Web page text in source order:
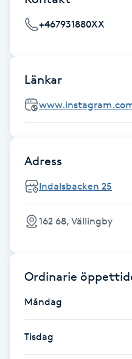
Nagelförlängning gelé
Nagelförlängning glasfiber
Nagelklippning
Nageltrång
Naglar borttagning
Naglar reparation
+467931880XX
Länkar
Adress
Indalsbacken 25
162 68, Vällingby
Ordinarie
Måndag
Tisdag